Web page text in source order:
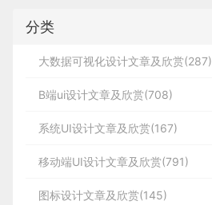
分类
大数据可视化设计文章及欣赏(287)
B端ui设计文章及欣赏(708)
系统UI设计文章及欣赏(167)
移动端UI设计文章及欣赏(791)
图标设计文章及欣赏(145)